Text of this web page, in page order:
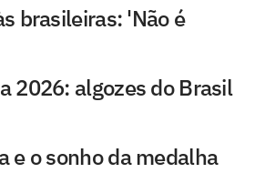
brasileiras: 'Não é
2026: algozes do Brasil
e o sonho da medalha